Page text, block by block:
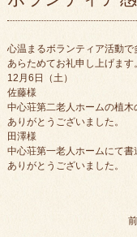
心温まるボランティア活動で
あらためてお礼申し上げます。
12月6日（土）
佐藤様
中心荘第二老人ホームの植木
ありがとうございました。
田澤様
中心荘第一老人ホームにて書
ありがとうございました。